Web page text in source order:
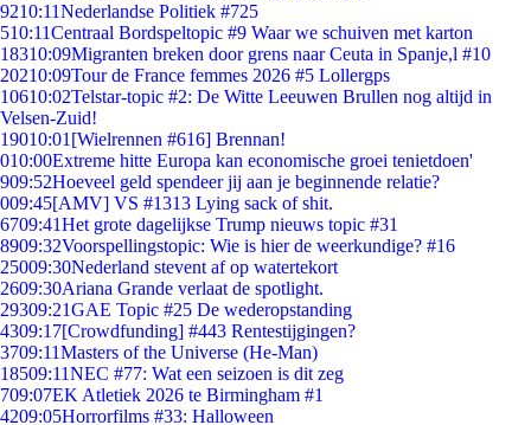
9210:11Nederlandse Politiek #725
510:11Centraal Bordspeltopic #9 Waar we schuiven met karton
18310:09Migranten breken door grens naar Ceuta in Spanje,l #10
20210:09Tour de France femmes 2026 #5 Lollergps
10610:02Telstar-topic #2: De Witte Leeuwen Brullen nog altijd in
Velsen-Zuid!
19010:01 [Wielrennen #616] Brennan!
010:00Extreme hitte Europa kan economische groei tenietdoen'
909:52Hoeveel geld spendeer jij aan je beginnende relatie?
009:45[AMV] VS #1313 Lying sack of shit.
6709:41Het grote dagelijkse Trump nieuws topic #31
8909:32Voorspellingstopic: Wie is hier de weerkundige? #16
25009:30Nederland stevent af op watertekort
2609:30Ariana Grande verlaat de spotlight.
29309:21GAE Topic #25 De wederopstanding
4309:17[Crowdfunding] #443 Rentestijgingen?
3709:11Masters of the Universe (He-Man)
18509:11NEC #77: Wat een seizoen is dit zeg
709:07EK Atletiek 2026 te Birmingham #1
4209:05Horrorfilms #33: Halloween